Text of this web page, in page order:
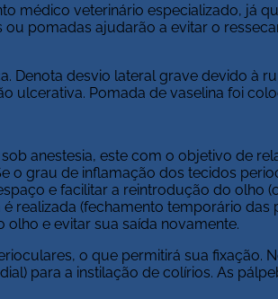
médico veterinário especializado, já
pomadas ajudarão a evitar o
Denota desvio lateral grave devido à
ulcerativa. Pomada de vaselina foi
anestesia, este com o objetivo de
o grau de inflamação dos tecidos
e facilitar a reintrodução do olho
realizada (fechamento temporário
e evitar sua saída novamente.
o que permitirá sua fixação.
para a instilação de colírios. As